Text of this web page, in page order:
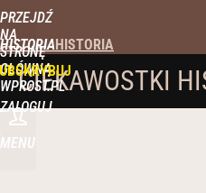
PRZEJDŹ
NA
STRONĘ
GŁÓWNĄ
WPROST.PL
HISTORIA
ZALOGUJ
MENU
CIEKAWOSTKI